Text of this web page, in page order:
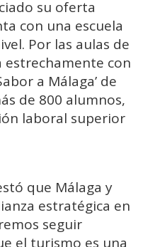
su oferta
con una escuela
Por las aulas de
con
a Málaga’ de
de 800 alumnos,
laboral superior
que Málaga y
estratégica en
seguir
el turismo es una